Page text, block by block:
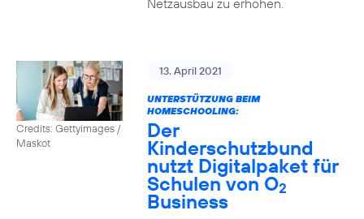
Netzausbau zu erhöhen.
Credits: Gettyimages /
Maskot
13. April 2021
UNTERSTÜTZUNG BEIM
HOMESCHOOLING:
Der
Kinderschutzbund
nutzt Digitalpaket für
Schulen von O2
Business